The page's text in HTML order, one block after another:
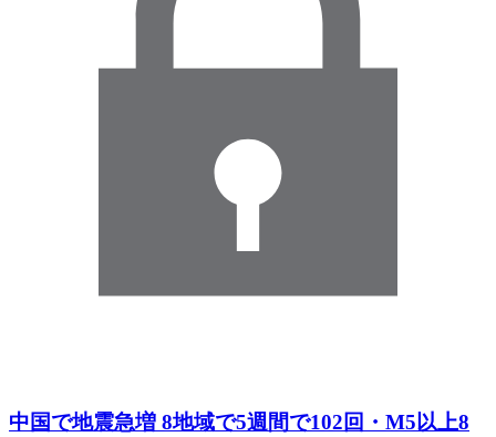
中国で地震急増 8地域で5週間で102回・M5以上8